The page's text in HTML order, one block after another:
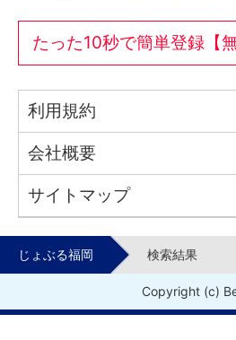
たった10秒で簡単登録【無
利用規約
会社概要
サイトマップ
じょぶる福岡 検索結果
Copyright (c)